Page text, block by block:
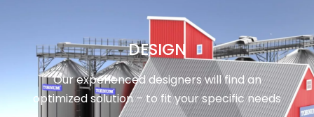
DESIGN
Our experienced designers will find an
optimized solution – to fit your specific needs